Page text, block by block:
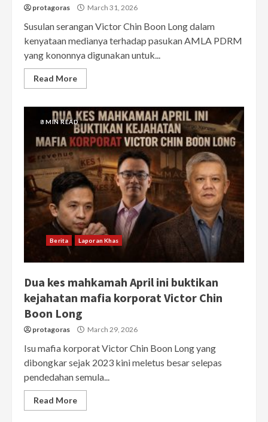
protagoras March 31, 2026
Susulan serangan Victor Chin Boon Long dalam
kenyataan medianya terhadap pasukan AMLA PDRM
yang kononnya digunakan untuk...
Read More
8 MIN READ
Berita Laporan Khas
Dua kes mahkamah April ini buktikan
kejahatan mafia korporat Victor Chin
Boon Long
protagoras March 29, 2026
Isu mafia korporat Victor Chin Boon Long yang
dibongkar sejak 2023 kini meletus besar selepas
pendedahan semula...
Read More